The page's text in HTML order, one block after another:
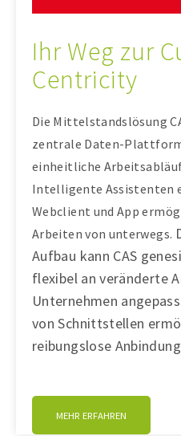
Ihr Weg zur
Centricity
Die Mittelstandslösung
zentrale Daten-
einheitliche
Intelligente Assistenten
Webclient und App
Arbeiten von unterwegs.
Aufbau kann CAS
flexibel an veränderte
Unternehmen
von Schnittstellen
reibungslose
MEHR ERFAHREN